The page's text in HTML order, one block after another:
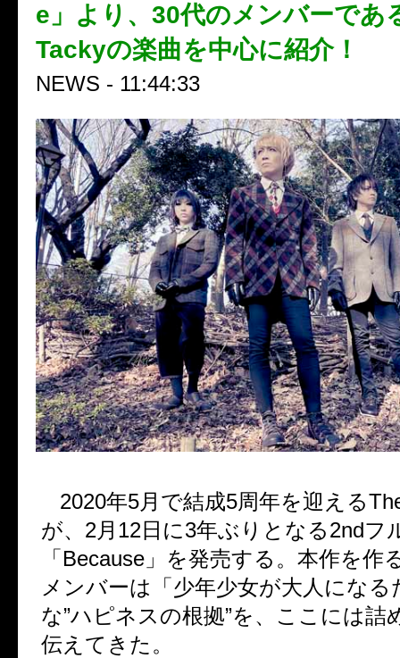
e」より、30代のメンバーであ
Tackyの楽曲を中心に紹介！
NEWS - 11:44:33
2020年5月で結成5周年を迎える
が、2月12日に3年ぶりとなる2ndフ
「Because」を発売する。本作を作
メンバーは「少年少女が大人になる
な”ハピネスの根拠”を、ここには詰
伝えてきた。